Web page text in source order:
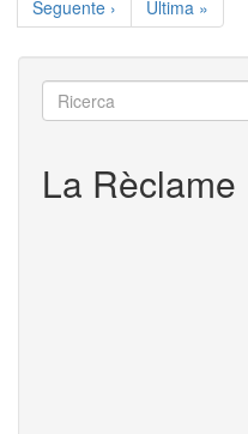
-
Pagina
successiva
Seguente ›
Ultima
pagina
Ultima »
Ricerca
Ricerca
La Rèclame